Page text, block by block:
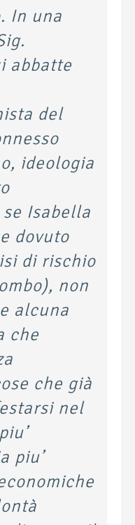
In una
abbatte
del
ideologia
Isabella
dovuto
di rischio
non
alcuna
che
che già
nel
piu’